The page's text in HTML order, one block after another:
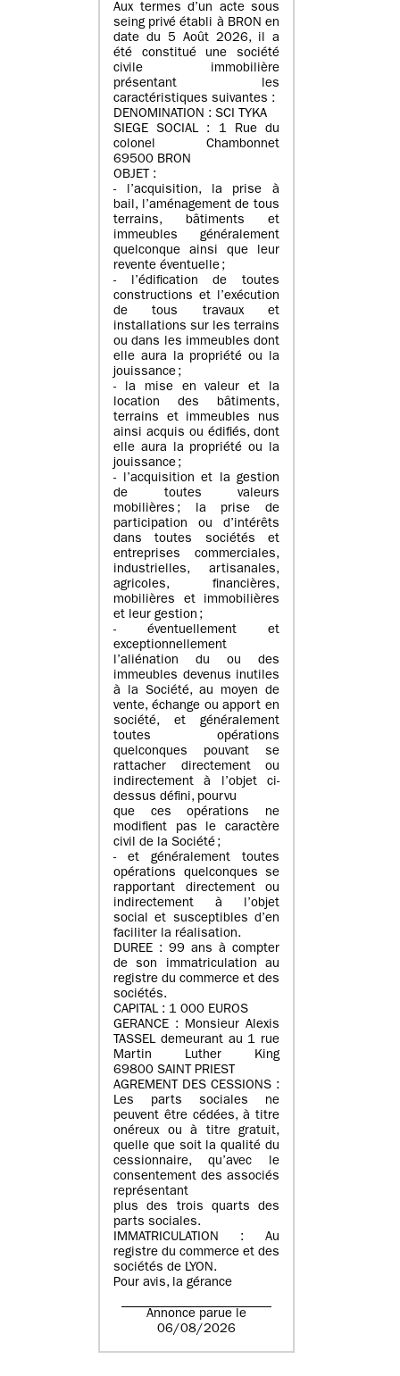
Aux termes d’un acte sous
seing privé établi à BRON en
date du 5 Août 2026, il a
été constitué une société
civile immobilière
présentant les
caractéristiques suivantes :
DENOMINATION : SCI TYKA
SIEGE SOCIAL : 1 Rue du
colonel Chambonnet
69500 BRON
OBJET :
- l’acquisition, la prise à
bail, l’aménagement de tous
terrains, bâtiments et
immeubles généralement
quelconque ainsi que leur
revente éventuelle ;
- l’édification de toutes
constructions et l’exécution
de tous travaux et
installations sur les terrains
ou dans les immeubles dont
elle aura la propriété ou la
jouissance ;
- la mise en valeur et la
location des bâtiments,
terrains et immeubles nus
ainsi acquis ou édifiés, dont
elle aura la propriété ou la
jouissance ;
- l’acquisition et la gestion
de toutes valeurs
mobilières ; la prise de
participation ou d’intérêts
dans toutes sociétés et
entreprises commerciales,
industrielles, artisanales,
agricoles, financières,
mobilières et immobilières
et leur gestion ;
- éventuellement et
exceptionnellement
l’aliénation du ou des
immeubles devenus inutiles
à la Société, au moyen de
vente, échange ou apport en
société, et généralement
toutes opérations
quelconques pouvant se
rattacher directement ou
indirectement à l’objet ci-
dessus défini, pourvu
que ces opérations ne
modifient pas le caractère
civil de la Société ;
- et généralement toutes
opérations quelconques se
rapportant directement ou
indirectement à l’objet
social et susceptibles d’en
faciliter la réalisation.
DUREE : 99 ans à compter
de son immatriculation au
registre du commerce et des
sociétés.
CAPITAL : 1 000 EUROS
GERANCE : Monsieur Alexis
TASSEL demeurant au 1 rue
Martin Luther King
69800 SAINT PRIEST
AGREMENT DES CESSIONS :
Les parts sociales ne
peuvent être cédées, à titre
onéreux ou à titre gratuit,
quelle que soit la qualité du
cessionnaire, qu’avec le
consentement des associés
représentant
plus des trois quarts des
parts sociales.
IMMATRICULATION : Au
registre du commerce et des
sociétés de LYON.
Pour avis, la gérance
Annonce parue le
06/08/2026